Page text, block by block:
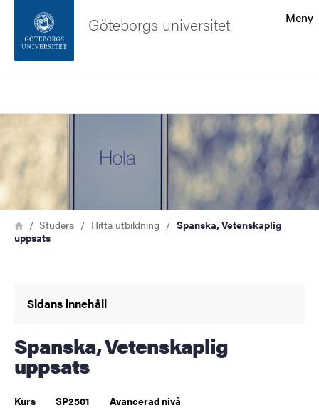
Sidfoten
Meny
Göteborgs universitet
Bild
Länkstig
HemStudera Hitta utbildning
Spanska, Vetenskaplig
uppsats
Sidans innehåll
Spanska, Vetenskaplig
uppsats
Kurs SP2501
Avancerad nivå